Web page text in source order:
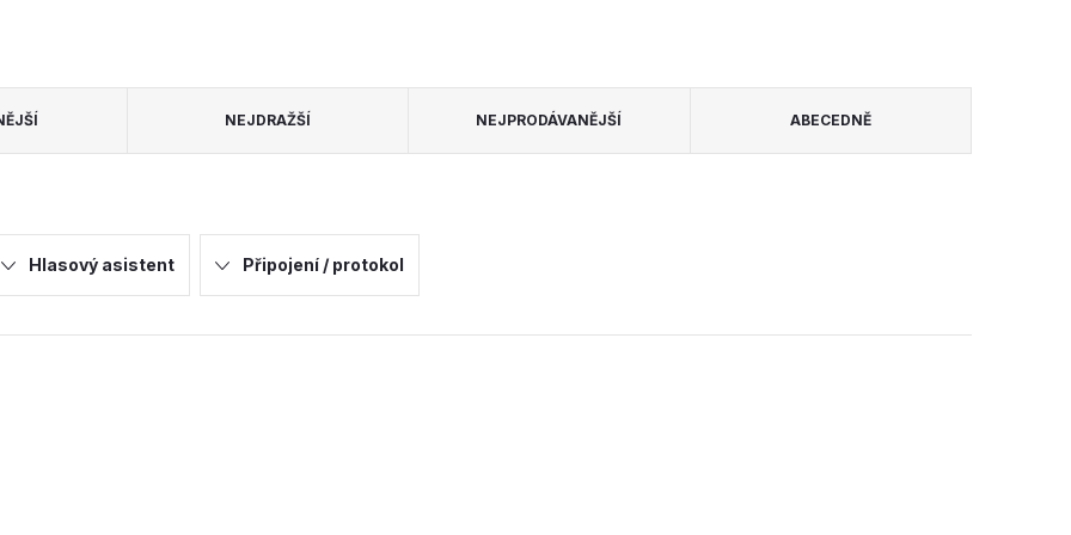
NEJDRAŽŠÍ NEJPRODÁVANĚJŠÍ ABECEDNĚ
Hlasový asistent Připojení / protokol